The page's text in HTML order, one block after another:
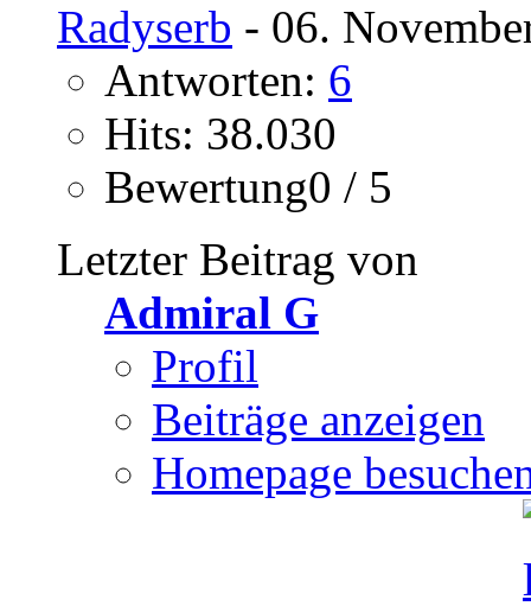
Radyserb - 06.
Antworten: 6
Hits: 38.030
Bewertung0 / 5
Letzter Beitrag von
Admiral G
Profil
Beiträge anzeigen
Homepage